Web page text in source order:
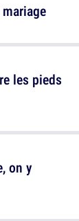
on y
les pieds